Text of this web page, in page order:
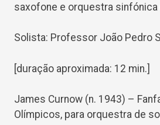
saxofone e orquestra sinfónica
Solista: Professor João Pedro
[duração aproximada: 12 min.]
James Curnow (n. 1943) –
Olímpicos, para orquestra de